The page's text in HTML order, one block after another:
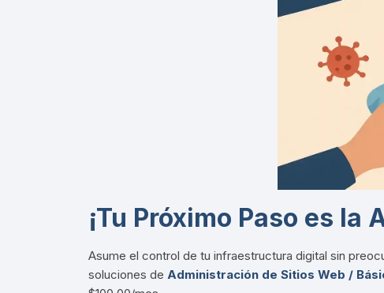
¡Tu Próximo Paso es
Asume el control de tu infraestructura digital sin
soluciones de Administración de Sitios Web /